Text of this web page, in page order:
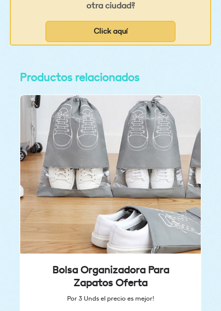
otra ciudad?
Click aquí
Productos relacionados
Bolsa Organizadora Para
Zapatos Oferta
Por 3 Unds el precio es mejor!